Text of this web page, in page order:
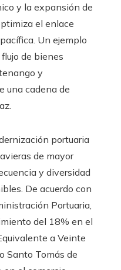
y la expansión de
el enlace
Un ejemplo
de bienes
y
una cadena de
portuaria
de mayor
y diversidad
De acuerdo con
Portuaria,
del 18% en el
a Veinte
Santo Tomás de